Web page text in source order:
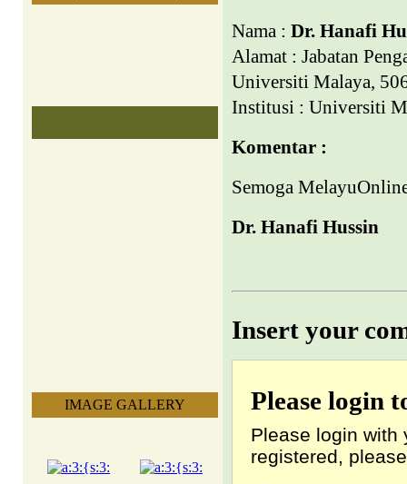
IMAGE GALLERY
Nama : Dr. Hanafi
Alamat : Jabatan
Universiti Malaya,
Institusi : Universiti
Komentar :
Semoga
Dr. Hanafi Hussin
Insert your
Please login
Please login with
registered,